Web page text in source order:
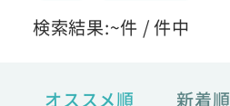
検索結果:~件 /件中
オススメ順 新着順